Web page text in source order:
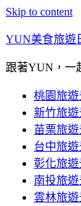
Skip to content
YUN美食旅遊
跟著YUN，一
桃園旅
新竹旅
苗栗旅
台中旅
彰化旅
南投旅
雲林旅